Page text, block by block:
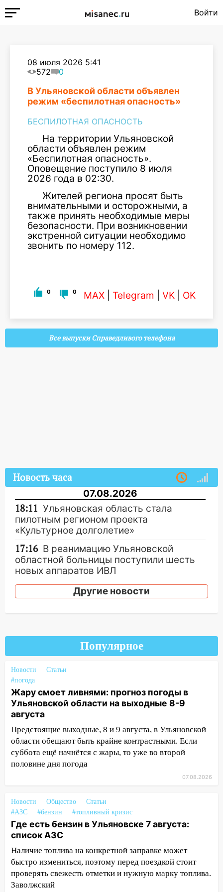
Войти
08 июля 2026 5:41
572
0
В Ульяновской области объявлен
режим «беспилотная опасность»
БЕСПИЛОТНАЯ ОПАСНОСТЬ
На территории Ульяновской
области объявлен режим
«Беспилотная опасность».
Оповещение поступило 8 июля
2026 года в 02:30.
Жителей региона просят быть
внимательными и осторожными, а
также принять необходимые меры
безопасности. При возникновении
экстренной ситуации необходимо
звонить по номеру 112.
0 0 MAX Telegram VK OK
Все выпуски Справедливого телефона
Новость часа
07.08.2026
18:11 Ульяновская область стала
пилотным регионом проекта
«Культурное долголетие»
17:16 В реанимацию Ульяновской
областной больницы поступили шесть
новых аппаратов ИВЛ
16:51
В Чердаклинском районе
ремонтируют дороги, ставят остановки
девять бункеров для крупногабаритного
16:26
В Ульяновске бесплатно покажут
матч «Волги» под открытым небом
16:12 В Ульяновском госуниверситете
разработают отечественный прибор для
цифровой ПЦР
15:47 Ульяновцы могут вернуть деньги
за абонементы закрывшегося фитнес-
клуба «Рекорд-Fitness»
области привели в порядок детские
площадки
15:27 Прокуратура проверяет
капремонт школы в селе Кивать
15:08 В Кузоватово после прокурорской
проверки обновили разметку на
пешеходных переходах
Другие новости
Популярное
Новости
Статьи
#погода
Жару смоет ливнями: прогноз погоды в
Ульяновской области на выходные 8-9
августа
Предстоящие выходные, 8 и 9 августа, в Ульяновской
области обещают быть крайне контрастными. Если
суббота ещё начнётся с жары, то уже во второй
половине дня погода
07.08.2026
Новости Общество
Статьи
#АЗС
#бензин #топливный кризис
Где есть бензин в Ульяновске 7 августа:
список АЗС
Наличие топлива на конкретной заправке может
быстро измениться, поэтому перед поездкой стоит
проверять свежесть отметки и нужную марку топлива.
Заволжский